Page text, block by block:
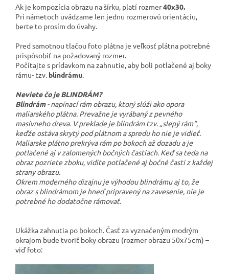
Ak je kompozícia obrazu na šírku, platí rozmer40x30.
Pri námetoch uvádzame len jednu rozmerovú orientáciu,
berte to prosím do úvahy.
Pred samotnou tlačou foto plátna je veľkosť plátna potrebné
prispôsobiť na požadovaný rozmer.
Počítajte s prídavkom na zahnutie, aby boli potlačené aj boky
rámu- tzv. blindrámu.
Neviete čo je BLINDRÁM?
Blindrám- napínací rám obrazu, ktorý slúži ako opora
maliarského plátna. Prevažne je vyrábaný z pevného
masívneho dreva. V preklade je blindrám tzv. „slepý rám“,
keďže ostáva skrytý pod plátnom a spredu ho nie je vidieť.
Maliarske plátno prekrýva rám po bokoch až dozadu a je
potlačené aj v zalomených bočných častiach. Keď sa teda na
obraz pozriete zboku, vidíte potlačené aj bočné časti z každej
strany obrazu.
Okrem moderného dizajnu je výhodou blindrámu aj to, že
obraz s blindrámom je hneď pripravený na zavesenie, nie je
potrebné ho dodatočne rámovať.
Ukážka zahnutia po bokoch. Časť za vyznačeným modrým
okrajom bude tvoriť boky obrazu (rozmer obrazu 50x75cm) –
viď foto: